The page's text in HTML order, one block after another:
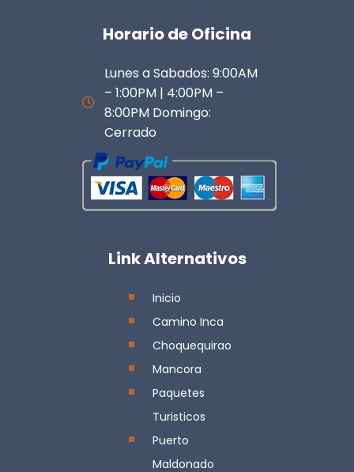
Horario de Oficina
Lunes a Sabados: 9:00AM
– 1:00PM | 4:00PM –
8:00PM Domingo:
Cerrado
Link Alternativos
Inicio
Camino Inca
Choquequirao
Mancora
Paquetes
Turisticos
Puerto
Maldonado